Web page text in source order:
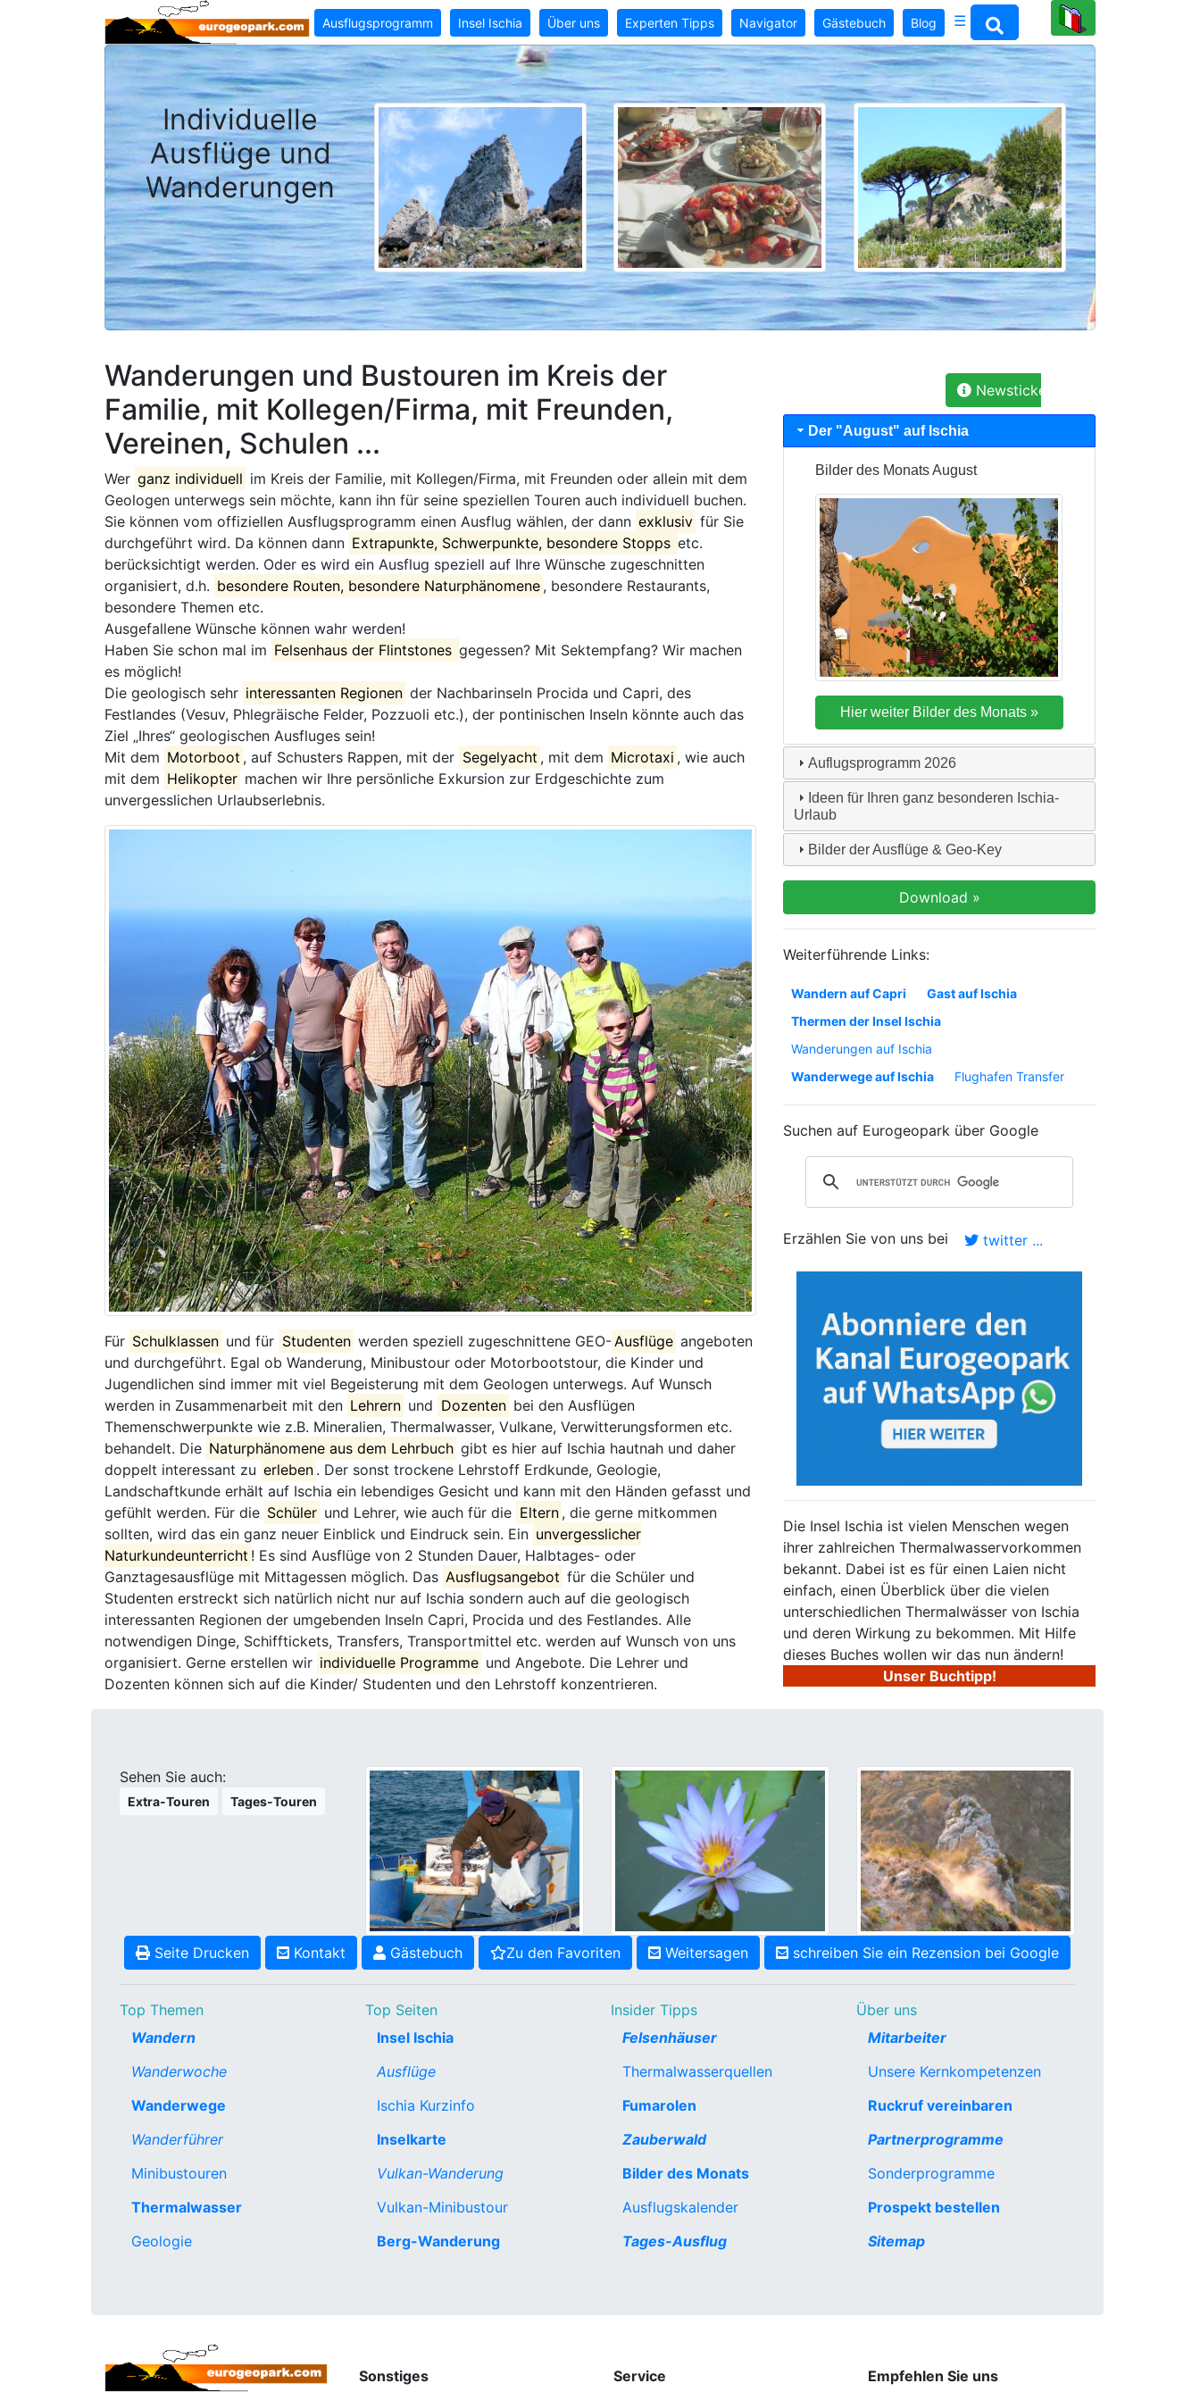
Ausflugsprogramm Insel Ischia Über uns Experten Tipps Navigator Gästebuch Blog ☰
Individuelle
Ausflüge und
Wanderungen
Wanderungen und Bustouren im Kreis der
Familie, mit Kollegen/Firma, mit Freunden,
Vereinen, Schulen ...
Wer ganz individuell im Kreis der Familie, mit Kollegen/Firma, mit Freunden oder allein mit dem
Geologen unterwegs sein möchte, kann ihn für seine speziellen Touren auch individuell buchen.
Sie können vom offiziellen Ausflugsprogramm einen Ausflug wählen, der dann exklusiv für Sie
durchgeführt wird. Da können dann Extrapunkte, Schwerpunkte, besondere Stopps etc.
berücksichtigt werden. Oder es wird ein Ausflug speziell auf Ihre Wünsche zugeschnitten
organisiert, d.h. besondere Routen, besondere Naturphänomene , besondere Restaurants,
besondere Themen etc.
Ausgefallene Wünsche können wahr werden!
Haben Sie schon mal im Felsenhaus der Flintstones gegessen? Mit Sektempfang? Wir machen
es möglich!
Die geologisch sehr interessanten Regionen der Nachbarinseln Procida und Capri, des
Festlandes (Vesuv, Phlegräische Felder, Pozzuoli etc.), der pontinischen Inseln könnte auch das
Ziel „Ihres“ geologischen Ausfluges sein!
Mit dem Motorboot , auf Schusters Rappen, mit der Segelyacht , mit dem Microtaxi , wie auch
mit dem Helikopter machen wir Ihre persönliche Exkursion zur Erdgeschichte zum
unvergesslichen Urlaubserlebnis.
Für Schulklassen und für Studenten werden speziell zugeschnittene GEO-Ausflüge angeboten
und durchgeführt. Egal ob Wanderung, Minibustour oder Motorbootstour, die Kinder und
Jugendlichen sind immer mit viel Begeisterung mit dem Geologen unterwegs. Auf Wunsch
werden in Zusammenarbeit mit den Lehrern und Dozenten bei den Ausflügen
Themenschwerpunkte wie z.B. Mineralien, Thermalwasser, Vulkane, Verwitterungsformen etc.
behandelt. Die Naturphänomene aus dem Lehrbuch gibt es hier auf Ischia hautnah und daher
doppelt interessant zu erleben . Der sonst trockene Lehrstoff Erdkunde, Geologie,
Landschaftkunde erhält auf Ischia ein lebendiges Gesicht und kann mit den Händen gefasst und
gefühlt werden. Für die Schüler und Lehrer, wie auch für die Eltern , die gerne mitkommen
sollten, wird das ein ganz neuer Einblick und Eindruck sein. Ein unvergesslicher
Naturkundeunterricht ! Es sind Ausflüge von 2 Stunden Dauer, Halbtages- oder
Ganztagesausflüge mit Mittagessen möglich. Das Ausflugsangebot für die Schüler und
Studenten erstreckt sich natürlich nicht nur auf Ischia sondern auch auf die geologisch
interessanten Regionen der umgebenden Inseln Capri, Procida und des Festlandes. Alle
notwendigen Dinge, Schifftickets, Transfers, Transportmittel etc. werden auf Wunsch von uns
organisiert. Gerne erstellen wir individuelle Programme und Angebote. Die Lehrer und
Dozenten können sich auf die Kinder/ Studenten und den Lehrstoff konzentrieren.
Newsticker: Praktikant gesucht
Der "August" auf Ischia
Bilder des MonatsAugust
Auflugsprogramm 2026
Ideen für Ihren ganz besonderen Ischia-
Urlaub
Bilder der Ausflüge & Geo-Key
Weiterführende Links:
Wandern auf Capri
Gast auf Ischia
Thermen der Insel Ischia
Wanderungen auf Ischia
Wanderwege auf Ischia
Flughafen Transfer
Suchen auf Eurogeopark über Google
Erzählen Sie von uns bei twitter ...
Die Insel Ischia ist vielen Menschen wegen
ihrer zahlreichen Thermalwasservorkommen
bekannt. Dabei ist es für einen Laien nicht
einfach, einen Überblick über die vielen
unterschiedlichen Thermalwässer von Ischia
und deren Wirkung zu bekommen. Mit Hilfe
dieses Buches wollen wir das nun ändern!
Unser Buchtipp!
Sehen Sie auch:
Extra-Touren Tages-Touren
Seite Drucken Kontakt Gästebuch Zu den Favoriten Weitersagen schreiben Sie ein Rezension bei Google
Top Themen
Wandern
Wanderwoche
Wanderwege
Wanderführer
Minibustouren
Thermalwasser
Geologie
Top Seiten
Insel Ischia
Ausflüge
Ischia Kurzinfo
Inselkarte
Vulkan-Wanderung
Vulkan-Minibustour
Berg-Wanderung
Insider Tipps
Felsenhäuser
Thermalwasserquellen
Fumarolen
Zauberwald
Bilder des Monats
Ausflugskalender
Tages-Ausflug
Über uns
Mitarbeiter
Unsere Kernkompetenzen
Ruckruf vereinbaren
Partnerprogramme
Sonderprogramme
Prospekt bestellen
Sitemap
Sonstiges Service Empfehlen Sie uns